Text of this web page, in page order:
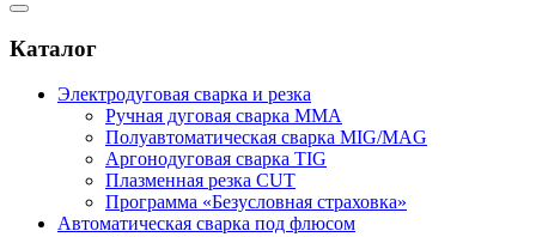
Каталог
Электродуговая сварка и резка
Ручная дуговая сварка MMA
Полуавтоматическая сварка MIG/MAG
Аргонодуговая сварка TIG
Плазменная резка CUT
Программа «Безусловная страховка»
Автоматическая сварка под флюсом